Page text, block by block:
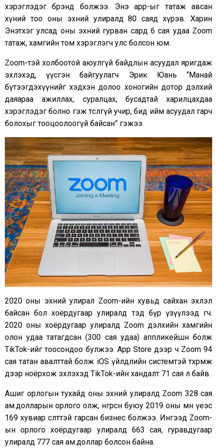
хэрэглэдэг брэнд болжээ. Энэ app-ыг татаж авсан
хүний тоо оны эхний улиралд 80 саяд хүрэв. Харин
Энэтхэг улсад оны эхний гурван сард 6 сая удаа Zoom
татаж, хамгийн том хэрэглэгч улс болсон юм.
Zoom-тэй холбоотой аюулгүй байдлын асуудал яригдаж
эхлэхэд, үүсгэн байгуулагч Эрик Юань “Манай
бүтээгдэхүүнийг хэдхэн долоо хоногийн дотор дэлхий
даяараа ажиллах, суралцах, бусадтай харилцахдаа
хэрэглэдэг болно гэж төсөөлөөгүй учир, бид ийм асуудал гарч
болохыг тооцоолоогүй байсан” гэжээ.
2020 оны эхний улирал Zoom-ийн хувьд сайхан эхлэл
байсан бол хоёрдугаар улиралд тэд бүр үзүүлээд өгч.
2020 оны хоёрдугаар улиралд Zoom дэлхийн хамгийн
олон удаа татагдсан (300 сая удаа) аппликейшн болж
TikTok-ийг тоосондоо булжээ. App Store дээр ч Zoom 94
сая татан авалттай болж iOS үйлдлийн системтэй төхөөрөмж
дээр ноёрхож эхлэхэд TikTok-ийн хандалт 71 сая л байв.
Ашиг орлогын тухайд оны эхний улиралд Zoom 328 сая
ам.долларын орлого олж, өнгөрсөн буюу 2019 оны мөн үеэс
169 хувиар өсөлттэй гарсан бизнес болжээ. Ингээд Zoom-
ын орлого хоёрдугаар улиралд 663 сая, гуравдугаар
улиралд 777 сая ам.доллар болсон байна.